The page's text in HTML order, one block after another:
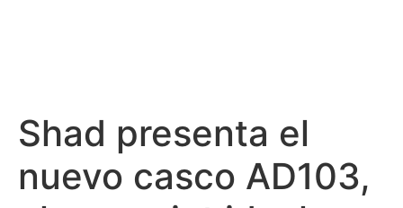
Shad presenta el
nuevo casco AD103,